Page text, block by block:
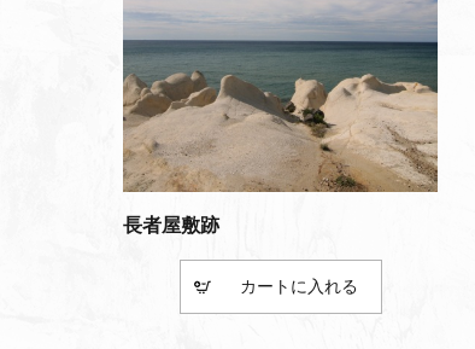
長者屋敷跡
カート